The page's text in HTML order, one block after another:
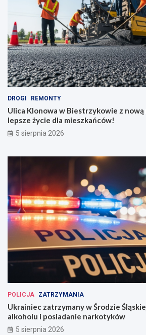
DROGI REMONTY
Ulica Klonowa w Biestrzykowie z
lepsze życie dla mieszkańców!
5 sierpnia 2026
POLICJA ZATRZYMANIA
Ukrainiec zatrzymany w Środzie
alkoholu i posiadanie narkotyków
5 sierpnia 2026